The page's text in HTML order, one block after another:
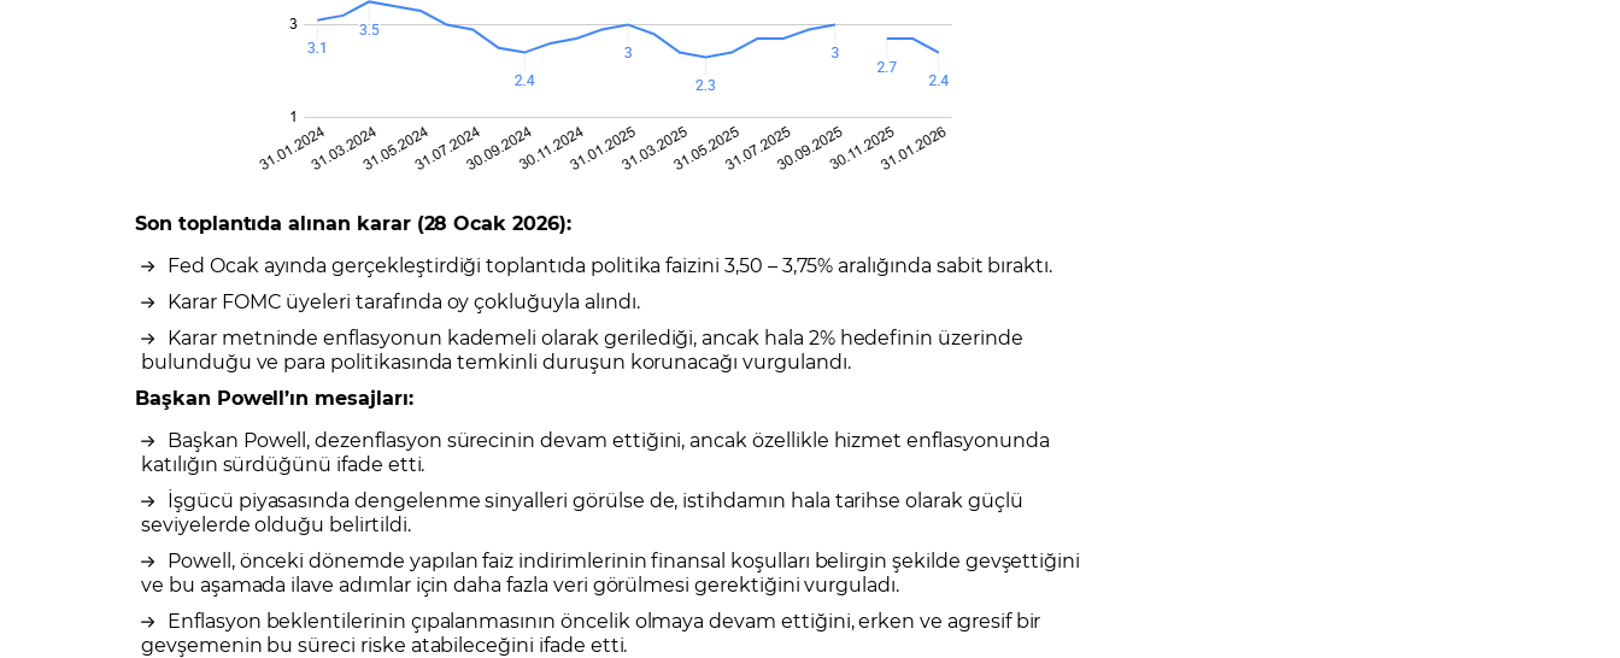
Son toplantıda alınan karar (28 Ocak 2026):
Fed Ocak ayında gerçekleştirdiği toplantıda politika faizini 3,50 – 3,75% aralığında sabit bıraktı.
Karar FOMC üyeleri tarafında oy çokluğuyla alındı.
Karar metninde enflasyonun kademeli olarak gerilediği, ancak hala 2% hedefinin üzerinde
bulunduğu ve para politikasında temkinli duruşun korunacağı vurgulandı.
Başkan Powell’ın mesajları:
Başkan Powell, dezenflasyon sürecinin devam ettiğini, ancak özellikle hizmet enflasyonunda
katılığın sürdüğünü ifade etti.
İşgücü piyasasında dengelenme sinyalleri görülse de, istihdamın hala tarihse olarak güçlü
seviyelerde olduğu belirtildi.
Powell, önceki dönemde yapılan faiz indirimlerinin finansal koşulları belirgin şekilde gevşettiğini
ve bu aşamada ilave adımlar için daha fazla veri görülmesi gerektiğini vurguladı.
Enflasyon beklentilerinin çıpalanmasının öncelik olmaya devam ettiğini, erken ve agresif bir
gevşemenin bu süreci riske atabileceğini ifade etti.